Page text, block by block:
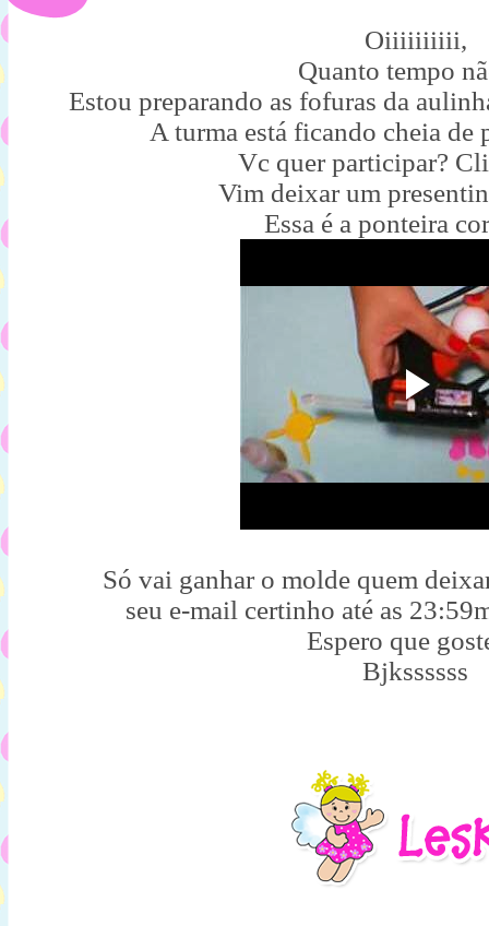
Oiiiiiiiiii,
Quanto tempo
Estou preparando as fofuras da
A turma está ficando cheia de
Vc quer participar?
Vim deixar um
Essa é a ponteira
Só vai ganhar o molde quem
seu e-mail certinho até as
Espero que
Bjkssssss